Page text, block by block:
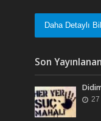
Daha Detaylı
Son
27